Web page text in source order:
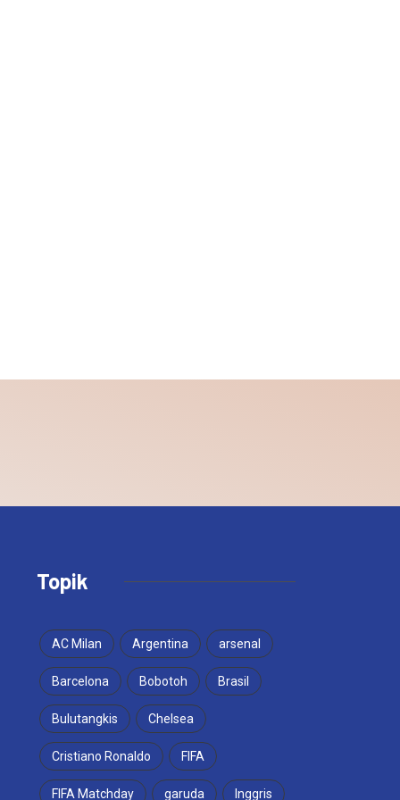
Topik
AC Milan Argentina arsenal
Barcelona Bobotoh Brasil
Bulutangkis Chelsea
Cristiano Ronaldo FIFA
FIFA Matchday garuda Inggris